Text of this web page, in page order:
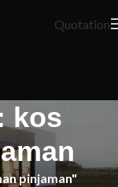
Quotation
kos
pinjaman"